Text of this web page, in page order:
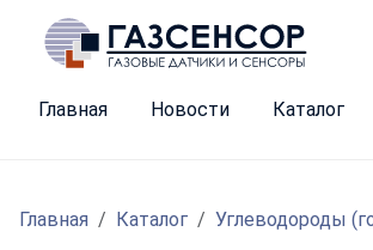
Главная Новости Каталог
Главная Каталог Углеводороды